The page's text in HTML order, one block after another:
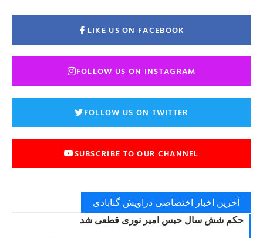
LIKE US ON FACEBOOK
FOLLOW US ON INSTAGRAM
FOLLOW US ON TWITTER
SUBSCRIBE TO OUR CHANNEL
آخرین اخبار اختصاصی دراویش گنابادی
حکم شش سال حبس امیر نوری قطعی شد